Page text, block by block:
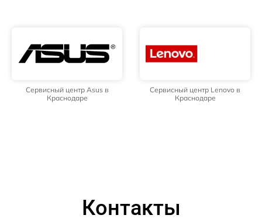
Сервисный центр Asus в
Краснодаре
Сервисный центр Lenovo в
Краснодаре
Контакты